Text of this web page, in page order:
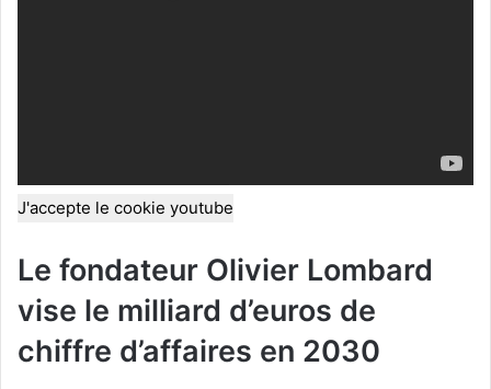
J'accepte le cookie youtube
Le fondateur Olivier Lombard
vise le milliard d’euros de
chiffre d’affaires en 2030